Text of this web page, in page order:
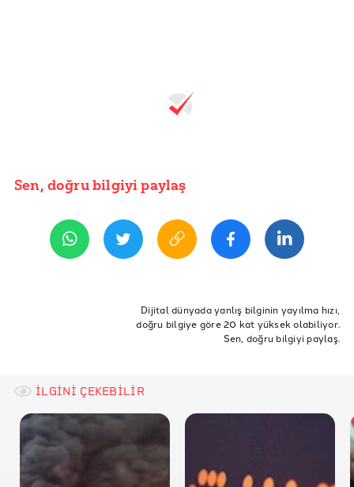
Sen, doğru bilgiyi paylaş
Dijital dünyada yanlış bilginin yayılma hızı,
doğru bilgiye göre 20 kat yüksek olabiliyor.
Sen, doğru bilgiyi paylaş.
İLGİNİ ÇEKEBİLİR